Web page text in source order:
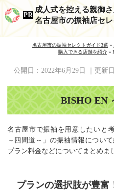
成人式を控える親御さ
名古屋市の振袖店セ
名古屋市の振袖セレクトガイド3選 »
購入できる店舗を紹介 »
公開日： 2022年6月29日 ｜更新
BISHO EN
名古屋市で振袖を用意したいと
～四間道～」の振袖情報につい
プラン料金などについてまとめま
プランの選択肢が豊富